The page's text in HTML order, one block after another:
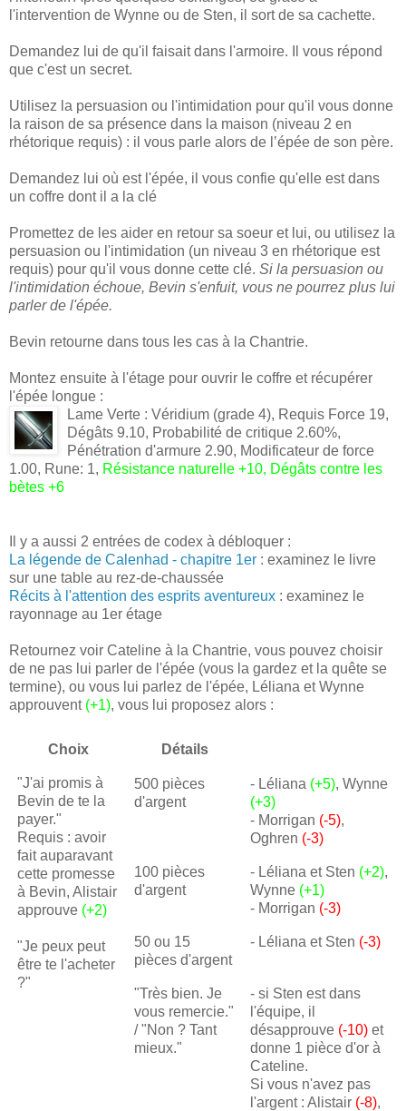
l'intervention de Wynne ou de Sten, il sort de sa cachette.
Demandez lui de qu'il faisait dans l'armoire. Il vous répond
que c'est un secret.
Utilisez la persuasion ou l'intimidation pour qu'il vous donne
la raison de sa présence dans la maison (niveau 2 en
rhétorique requis) : il vous parle alors de l’épée de son père.
Demandez lui où est l'épée, il vous confie qu'elle est dans
un coffre dont il a la clé
Promettez de les aider en retour sa soeur et lui, ou utilisez la
persuasion ou l'intimidation (un niveau 3 en rhétorique est
requis) pour qu'il vous donne cette clé. Si la persuasion ou
l'intimidation échoue, Bevin s'enfuit, vous ne pourrez plus lui
parler de l'épée.
Bevin retourne dans tous les cas à la Chantrie.
Montez ensuite à l'étage pour ouvrir le coffre et récupérer
l'épée longue :
Lame Verte : Véridium (grade 4), Requis Force 19,
Dégâts 9.10, Probabilité de critique 2.60%,
Pénétration d'armure 2.90, Modificateur de force
1.00, Rune: 1, Résistance naturelle +10, Dégâts contre les
bètes +6
Il y a aussi 2 entrées de codex à débloquer :
La légende de Calenhad - chapitre 1er : examinez le livre
sur une table au rez-de-chaussée
Récits à l'attention des esprits aventureux : examinez le
rayonnage au 1er étage
Retournez voir Cateline à la Chantrie, vous pouvez choisir
de ne pas lui parler de l'épée (vous la gardez et la quête se
termine), ou vous lui parlez de l'épée, Léliana et Wynne
approuvent (+1), vous lui proposez alors :
Choix Détails
"J'ai promis à
Bevin de te la
payer."
Requis : avoir
fait auparavant
cette promesse
à Bevin, Alistair
approuve (+2)
"Je peux peut
être te l'acheter
?"
500 pièces
d'argent
- Léliana (+5), Wynne
(+3)
- Morrigan (-5),
Oghren (-3)
100 pièces
d'argent
- Léliana et Sten (+2),
Wynne (+1)
- Morrigan (-3)
50 ou 15
pièces d'argent
- Léliana et Sten (-3)
"Très bien. Je
vous remercie."
/ "Non ? Tant
mieux."
- si Sten est dans
l'équipe, il
désapprouve (-10) et
donne 1 pièce d'or à
Cateline.
Si vous n'avez pas
l'argent : Alistair (-8),